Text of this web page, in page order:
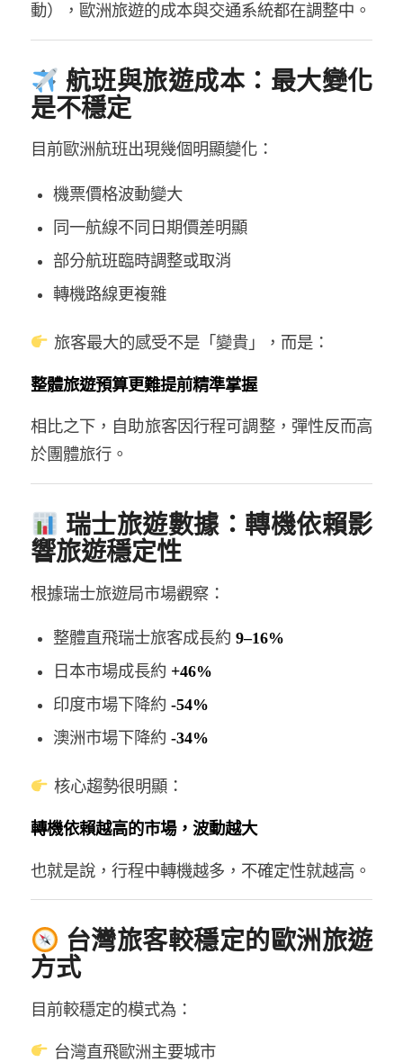
動），歐洲旅遊的成本與交通系統都在調整中。
航班與旅遊成本：最大變化
是不穩定
目前歐洲航班出現幾個明顯變化：
機票價格波動變大
同一航線不同日期價差明顯
部分航班臨時調整或取消
轉機路線更複雜
旅客最大的感受不是「變貴」，而是：
整體旅遊預算更難提前精準掌握
相比之下，自助旅客因行程可調整，彈性反而高
於團體旅行。
瑞士旅遊數據：轉機依賴影
響旅遊穩定性
根據瑞士旅遊局市場觀察：
整體直飛瑞士旅客成長約 9–16%
日本市場成長約 +46%
印度市場下降約 -54%
澳洲市場下降約 -34%
核心趨勢很明顯：
轉機依賴越高的市場，波動越大
也就是說，行程中轉機越多，不確定性就越高。
台灣旅客較穩定的歐洲旅遊
方式
目前較穩定的模式為：
台灣直飛歐洲主要城市